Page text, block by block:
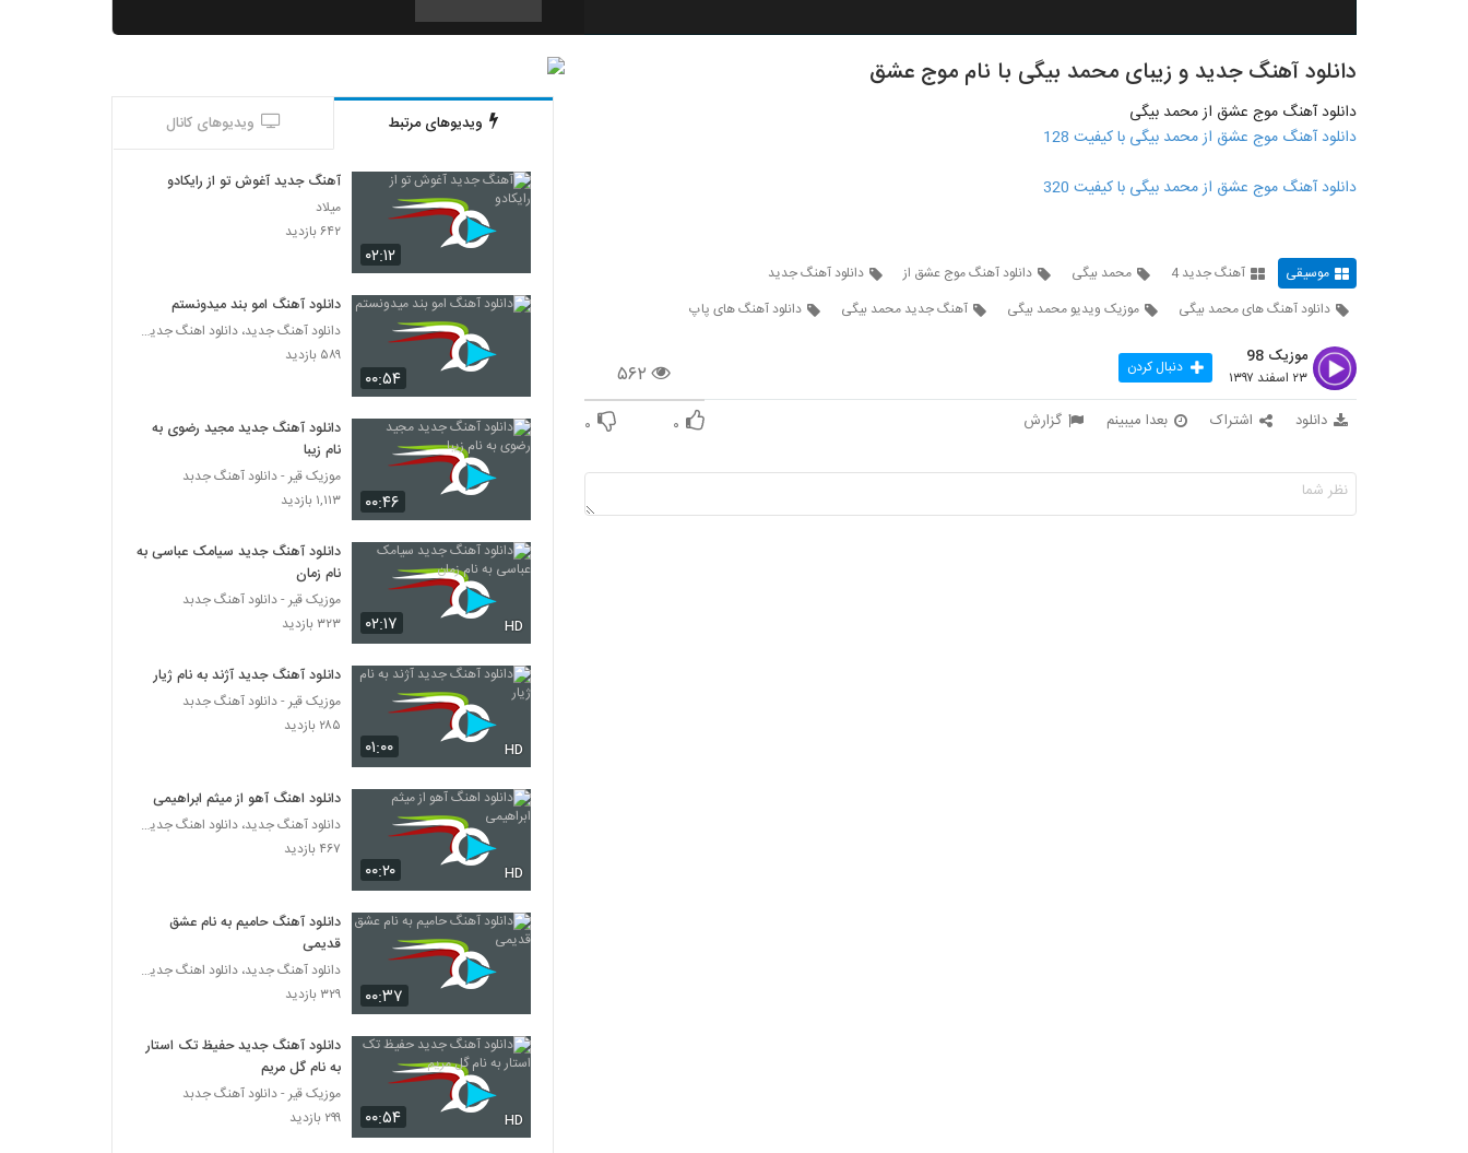
2188
Valayar Teflaki
دانلود آهنگ بو قیز از شهروز اجمالی
۱,۲۱۰ بازدید
آهنگ با تو از احسان صادقی(پاپ)
۲۸۶ بازدید
Esmaili Khandeye Nazet)
دانلود آهنگ جدید و زیبای محسن یگانه با نام
دیره
دانلود آهنگ ترس نداره که از مادرین
آهنگ مهدی رجبی بنام کجا رفتی بانو
۳۱۶ بازدید
دانلود آهنگ دوست داشتنی از حامی هداوند
دانلود آهنگ از اینکه بدجوری از شاهین متولی
۲۹۰ بازدید
آهنگ پل از علیرضا قربانی(سنتی)
۶۰۵ بازدید
۳۲۶ بازدید
موزیک زیبای نوروز صبا از هادی حسن بیگی
۲۵۶ بازدید
دانلود آهنگ جدید و زیبای محمد بیگی با نام موج عشق
دانلود آهنگ موج عشق از محمد بیگی
دانلود آهنگ موج عشق از محمد بیگی با کیفیت 128
دانلود آهنگ موج عشق از محمد بیگی با کیفیت 320
موسیقی آهنگ جدید 4 محمد بیگی دانلود آهنگ موج عشق از
دانلود آهنگ جدید
دانلود آهنگ های محمد بیگی
موزیک ویدیو محمد بیگی آهنگ جدید محمد بیگی دانلود آهنگ های پاپ
۵۶۲
موزیک 98
۲۳ اسفند ۱۳۹۷ دنبال کردن
دانلود اشتراک بعدا میبینم گزارش ۰ ۰
ویدیوهای مرتبط ویدیوهای کانال
۰۲:۱۲
آهنگ جدید آغوش تو از رایکادو
میلاد
۶۴۲ بازدید
۰۰:۵۴
دانلود آهنگ امو بند میدونستم
دانلود آهنگ جدید، دانلود اهنگ جدید ایرانی
۵۸۹ بازدید
۰۰:۴۶
دانلود آهنگ جدید مجید رضوی به
نام زیبا
موزیک قیر - دانلود آهنگ جدبد
۱,۱۱۳ بازدید
۰۲:۱۷ HD
دانلود آهنگ جدید سیامک عباسی به
نام زمان
موزیک قیر - دانلود آهنگ جدبد
۳۲۳ بازدید
۰۱:۰۰ HD
دانلود آهنگ جدید آژند به نام ژیار
موزیک قیر - دانلود آهنگ جدبد
۲۸۵ بازدید
۰۰:۲۰ HD
دانلود اهنگ آهو از میثم ابراهیمی
دانلود آهنگ جدید، دانلود اهنگ جدید ایرانی
۴۶۷ بازدید
۰۰:۳۷
دانلود آهنگ حامیم به نام عشق
قدیمی
دانلود آهنگ جدید، دانلود اهنگ جدید ایرانی
۳۲۹ بازدید
۰۰:۵۴ HD
دانلود آهنگ جدید حفیظ تک استار
به نام گل مریم
موزیک قیر - دانلود آهنگ جدبد
۲۹۹ بازدید